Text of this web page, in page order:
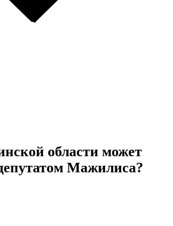
области может
Мажилиса?